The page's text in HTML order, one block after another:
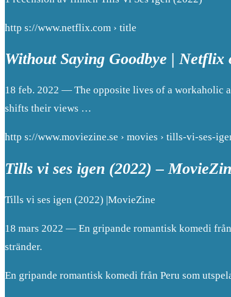
http s://www.netflix.com › title
Without Saying Goodbye |
18 feb. 2022 — The opposite lives of a workaholic
shifts their views …
http s://www.moviezine.se › movies › tills-vi-ses-
Tills vi ses igen (2022) –
Tills vi ses igen (2022) |MovieZine
18 mars 2022 — En gripande romantisk komedi
stränder.
En gripande romantisk komedi från Peru som